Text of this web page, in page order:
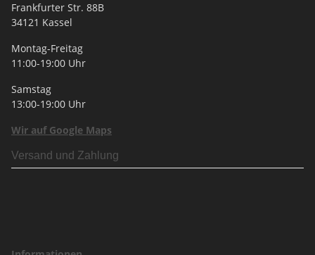
Frankfurter Str. 88B
34121 Kassel
Montag-Freitag
11:00-19:00 Uhr
Samstag
13:00-19:00 Uhr
Wir auf Google Maps
Versand und Zahlung